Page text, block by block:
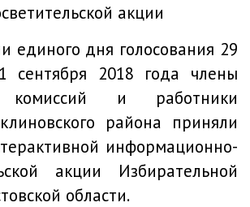
акции
единого дня голосования 29
сентября 2018 года члены
комиссий и работники
района приняли
информационно-
акции Избирательной
области.